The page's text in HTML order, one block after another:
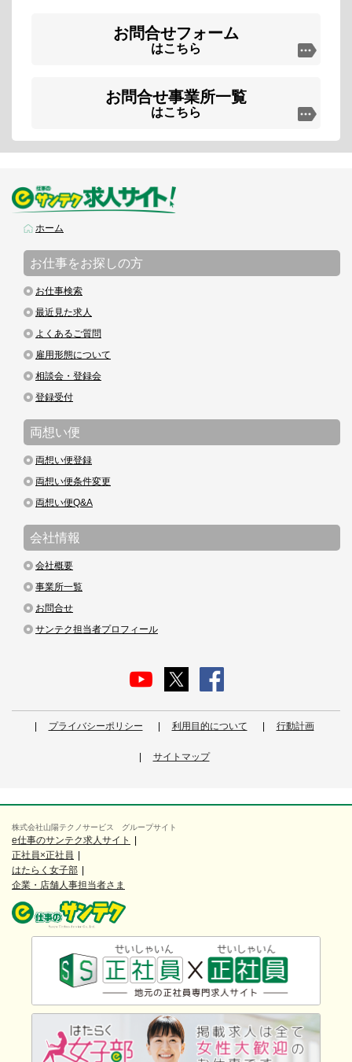
お問合せフォーム
はこちら
お問合せ事業所一覧
はこちら
ホーム
お仕事をお探しの方
お仕事検索
最近見た求人
よくあるご質問
雇用形態について
相談会・登録会
登録受付
両想い便
両想い便登録
両想い便条件変更
両想い便Q&A
会社情報
会社概要
事業所一覧
お問合せ
サンテク担当者プロフィール
プライバシーポリシー 利用目的について 行動計画
サイトマップ
株式会社山陽テクノサービス グループサイト
e仕事のサンテク求人サイト
正社員×正社員
はたらく女子部
企業・店舗人事担当者さま